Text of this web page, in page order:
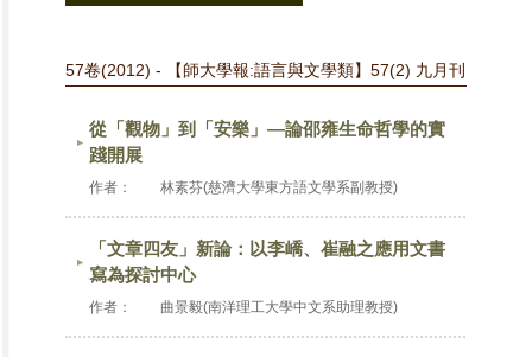
57卷(2012) - 【師大學報:語言與文學類】57(2) 九月刊
從「觀物」到「安樂」―論邵雍生命哲學的實
踐開展
作者： 林素芬(慈濟大學東方語文學系副教授)
「文章四友」新論：以李嶠、崔融之應用文書
寫為探討中心
作者： 曲景毅(南洋理工大學中文系助理教授)